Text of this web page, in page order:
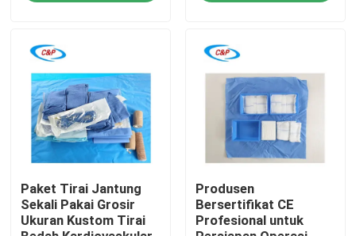
video
Pertunjukan VR
Tentang Kami
Tur Pabrik
Paket Tirai Jantung
Sekali Pakai Grosir
Ukuran Kustom Tirai
Produsen
Bersertifikat CE
Profesional untuk